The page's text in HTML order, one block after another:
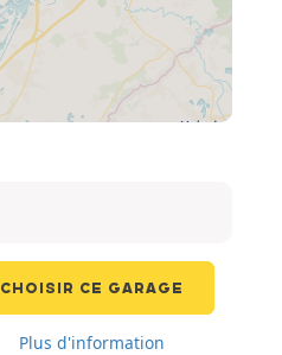
CHOISIR CE GARAGE
Plus d'information